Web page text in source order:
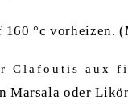
160 °c
Clafoutis aux
Marsala oder